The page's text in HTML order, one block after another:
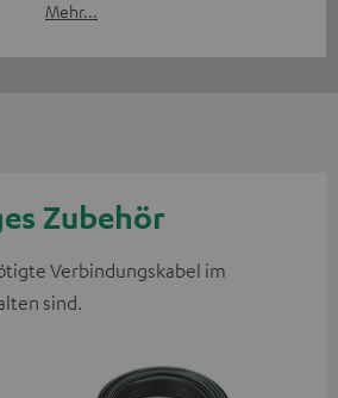
Mehr...
Zubehör
Verbindungskabel im
sind.